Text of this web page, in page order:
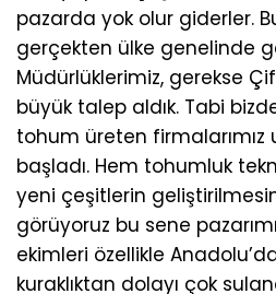
pazarda yok olur giderler.
gerçekten ülke genelinde
Müdürlüklerimiz, gerekse
büyük talep aldık. Tabi
tohum üreten
başladı. Hem tohumluk
yeni çeşitlerin
görüyoruz bu sene
ekimleri özellikle Anadolu’da
kuraklıktan dolayı çok